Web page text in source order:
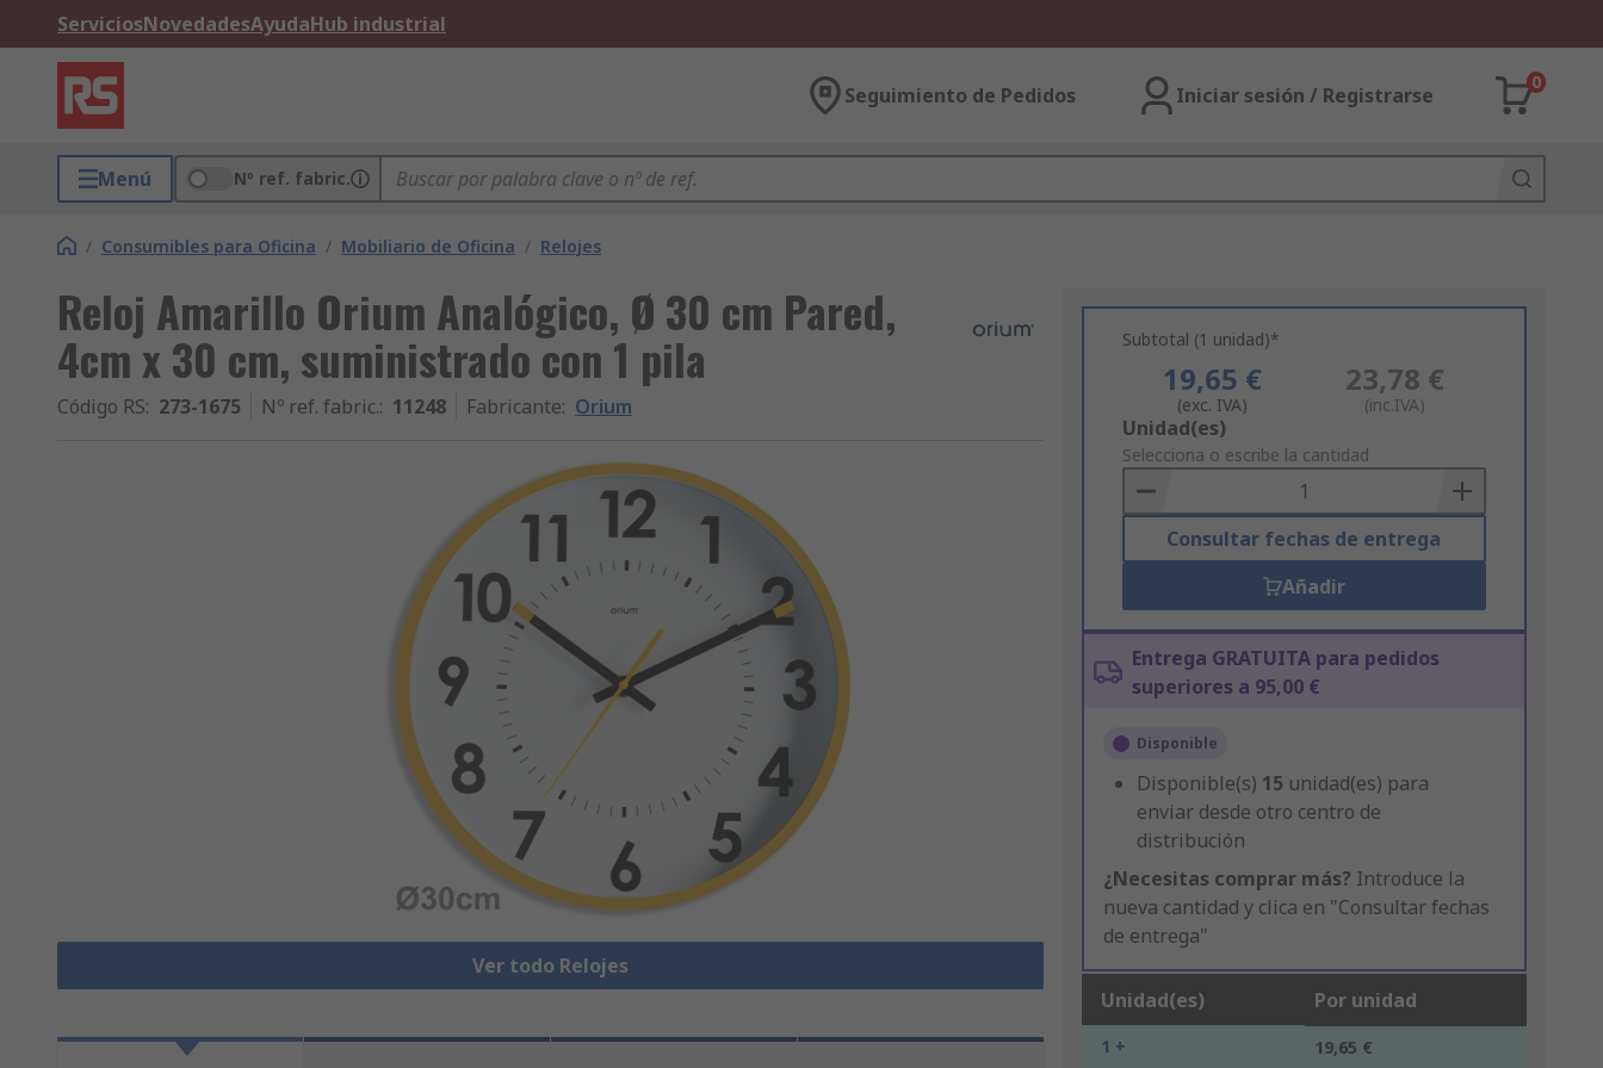
ServiciosNovedadesAyudaHub industrial
Seguimiento de Pedidos Iniciar sesión / Registrarse
0
Menú Nº ref. fabric.
/ Consumibles para Oficina / Mobiliario de Oficina / Relojes
Reloj Amarillo Orium Analógico, Ø 30 cm Pared,
4cm x 30 cm, suministrado con 1 pila
Código RS: 273-1675 Nº ref. fabric.: 11248 Fabricante: Orium
Ver todo Relojes
Subtotal (1 unidad)*
19,65 €
(exc. IVA)
23,78 €
(inc.IVA)
Add
to
Basket
Unidad(es)
Selecciona o escribe la cantidad
Consultar fechas de entrega
Añadir
Entrega GRATUITA para pedidos
superiores a 95,00 €
Disponible
Disponible(s) 15 unidad(es) para
enviar desde otro centro de
distribución
¿Necesitas comprar más? Introduce la
nueva cantidad y clica en "Consultar fechas
de entrega"
Unidad(es) Por unidad
1 + 19,65 €